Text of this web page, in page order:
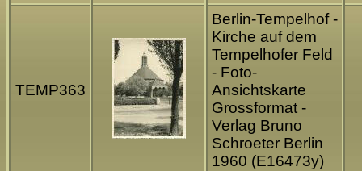
TEMP363
Berlin-Tempelhof -
Kirche auf dem
Tempelhofer Feld
- Foto-
Ansichtskarte
Grossformat -
Verlag Bruno
Schroeter Berlin
1960 (E16473y)